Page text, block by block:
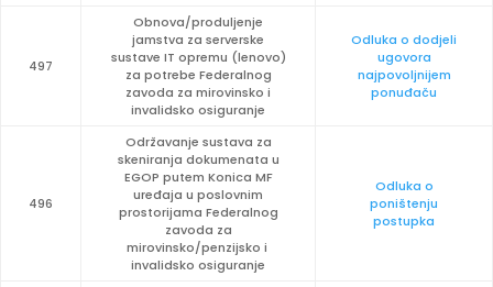
497
Obnova/produljenje
jamstva za serverske
sustave IT opremu (lenovo)
za potrebe Federalnog
zavoda za mirovinsko i
invalidsko osiguranje
Odluka o dodjeli
ugovora
najpovoljnijem
ponuđaču
496
Održavanje sustava za
skeniranja dokumenata u
EGOP putem Konica MF
uređaja u poslovnim
prostorijama Federalnog
zavoda za
mirovinsko/penzijsko i
invalidsko osiguranje
Odluka o
poništenju
postupka